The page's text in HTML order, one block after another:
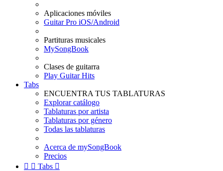
Aplicaciones móviles
Guitar Pro iOS/Android
Partituras musicales
MySongBook
Clases de guitarra
Play Guitar Hits
Tabs
ENCUENTRA TUS TABLATURAS
Explorar catálogo
Tablaturas por artista
Tablaturas por género
Todas las tablaturas
Acerca de mySongBook
Precios
  Tabs 